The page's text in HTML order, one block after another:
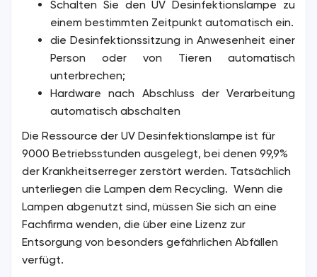
Schalten Sie den UV Desinfektionslampe zu
einem bestimmten Zeitpunkt automatisch ein.
die Desinfektionssitzung in Anwesenheit einer
Person oder von Tieren automatisch
unterbrechen;
Hardware nach Abschluss der Verarbeitung
automatisch abschalten
Die Ressource der UV Desinfektionslampe ist für
9000 Betriebsstunden ausgelegt, bei denen 99,9%
der Krankheitserreger zerstört werden. Tatsächlich
unterliegen die Lampen dem Recycling. Wenn die
Lampen abgenutzt sind, müssen Sie sich an eine
Fachfirma wenden, die über eine Lizenz zur
Entsorgung von besonders gefährlichen Abfällen
verfügt.